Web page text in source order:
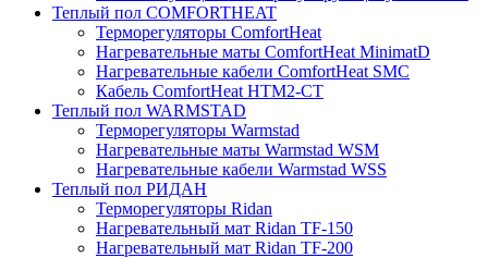
Теплый пол COMFORTHEAT
Терморегуляторы ComfortHeat
Нагревательные маты ComfortHeat MinimatD
Нагревательные кабели ComfortHeat SMC
Кабель ComfortHeat HTM2-CT
Теплый пол WARMSTAD
Терморегуляторы Warmstad
Нагревательные маты Warmstad WSM
Нагревательные кабели Warmstad WSS
Теплый пол РИДАН
Терморегуляторы Ridan
Нагревательный мат Ridan TF-150
Нагревательный мат Ridan TF-200